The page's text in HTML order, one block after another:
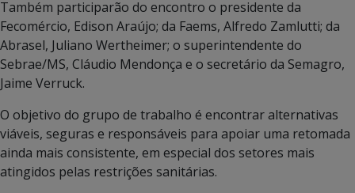
Também participarão do encontro o presidente da
Fecomércio, Edison Araújo; da Faems, Alfredo Zamlutti; da
Abrasel, Juliano Wertheimer; o superintendente do
Sebrae/MS, Cláudio Mendonça e o secretário da Semagro,
Jaime Verruck.
O objetivo do grupo de trabalho é encontrar alternativas
viáveis, seguras e responsáveis para apoiar uma retomada
ainda mais consistente, em especial dos setores mais
atingidos pelas restrições sanitárias.